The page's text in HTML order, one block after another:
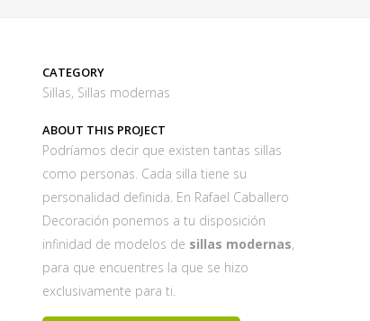
CATEGORY
Sillas, Sillas modernas
ABOUT THIS PROJECT
Podríamos decir que existen tantas sillas
como personas. Cada silla tiene su
personalidad definida. En Rafael Caballero
Decoración ponemos a tu disposición
infinidad de modelos de sillas modernas,
para que encuentres la que se hizo
exclusivamente para ti.